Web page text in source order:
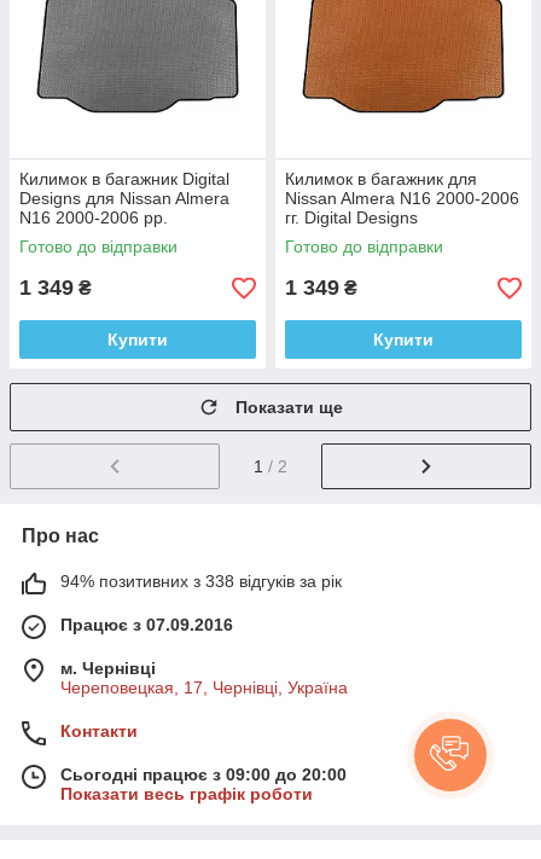
Килимок в багажник Digital
Designs для Nissan Almera
N16 2000-2006 рр.
Етилвінілацетат
Готово до відправки
1 349 ₴
Купити
Килимок в багажник для
Nissan Almera N16 2000-2006
гг. Digital Designs
Этилвинилацетат
Готово до відправки
1 349 ₴
Купити
Показати ще
1 / 2
Про нас
94% позитивних з 338 відгуків за рік
Працює з 07.09.2016
м. Чернівці
Череповецкая, 17, Чернівці, Україна
Контакти
Сьогодні працює з 09:00 до 20:00
Показати весь графік роботи